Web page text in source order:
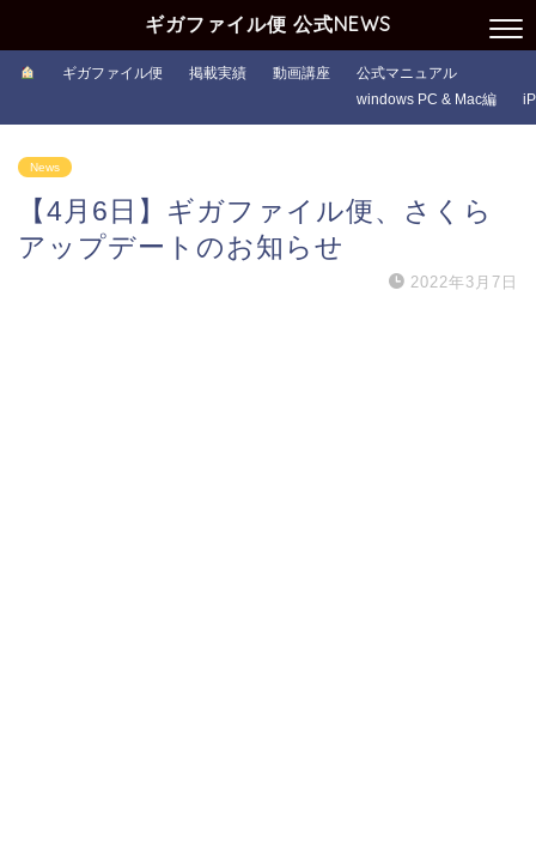
ギガファイル便 公式NEWS
ギガファイル便 掲載実績 動画講座
公式マニュアル
windows PC & Mac編
News
【4月6日】ギガファイル便、さくら
アップデートのお知らせ
2022年3月7日